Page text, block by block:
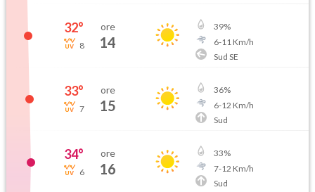
32°
8
ore
14
39%
6-11 Km/h
Sud SE
33°
7
ore
15
36%
6-12 Km/h
Sud
34°
6
ore
16
33%
7-12 Km/h
Sud